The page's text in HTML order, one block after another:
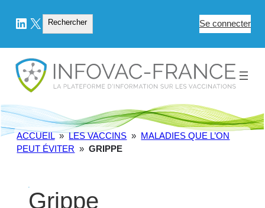
LinkedIn
X Rechercher
Rechercher Se connecter
ACCUEIL » LES VACCINS » MALADIES QUE L’ON
PEUT ÉVITER » GRIPPE
Grippe